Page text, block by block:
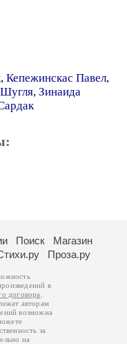
, Кепежинскас Павел,
, Зинаида
Поиск
Магазин
Проза.ру
в
договора
авторам
возможна
за
на